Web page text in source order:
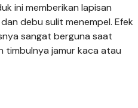
ini memberikan lapisan
debu sulit menempel. Efek
sangat berguna saat
timbulnya jamur kaca atau